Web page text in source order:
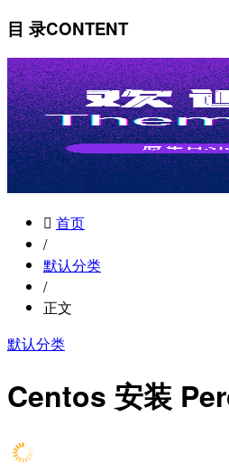
目 录CONTENT
首页
/
默认分类
/
正文
默认分类
Centos 安装